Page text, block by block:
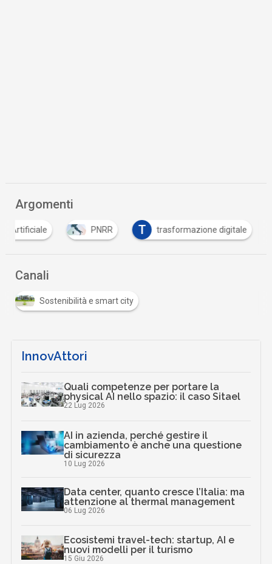
Argomenti
Artificiale PNRR T trasformazione digitale
Canali
Sostenibilità e smart city
InnovAttori
Quali competenze per portare la
physical AI nello spazio: il caso Sitael
22 Lug 2026
AI in azienda, perché gestire il
cambiamento è anche una questione
di sicurezza
10 Lug 2026
Data center, quanto cresce l’Italia: ma
attenzione al thermal management
06 Lug 2026
Ecosistemi travel-tech: startup, AI e
nuovi modelli per il turismo
15 Giu 2026